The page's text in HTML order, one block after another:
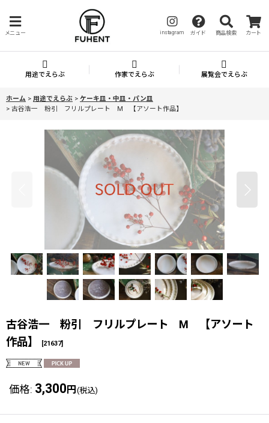
メニュー instagram ガイド 商品検索 カート
用途でえらぶ 作家でえらぶ 展覧会でえらぶ
ホーム > 用途でえらぶ > ケーキ皿・中皿・パン皿
> 古谷浩一 粉引 フリルプレート M 【アソート作品】
古谷浩一 粉引 フリルプレート M 【アソート
作品】
[21637]
価格: 3,300 円 (税込)